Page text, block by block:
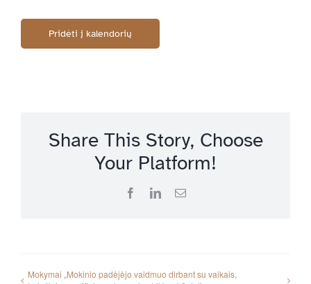
Pridėti į kalendorių
Share This Story, Choose
Your Platform!
FacebookLinkedInEmail
Mokymai „Mokinio padėjėjo vaidmuo dirbant su vaikais,